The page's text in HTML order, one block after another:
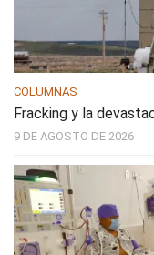
COLUMNAS
Fracking y la
9 DE AGOSTO DE 2026